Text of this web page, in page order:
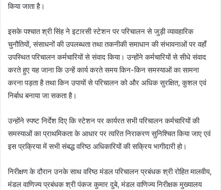
किया जाता है।
इसके पश्चात श्री सिंह ने इटारसी स्टेशन पर परिचालन से जुड़ी व्यावहारिक
चुनौतियों, संसाधनों की उपलब्धता तथा तकनीकी समाधान की संभावनाओं पर वहाँ
उपस्थित परिचालन कर्मचारियों से संवाद किया। उन्होंने कर्मचारियों से सीधे संवाद
करते हुए यह जाना कि उन्हें कार्य करते समय किन-किन समस्याओं का सामना
करना पड़ता है तथा किन उपायों से परिचालन को और अधिक सुरक्षित, कुशल एवं
निर्बाध बनाया जा सकता है।
उन्होंने स्पष्ट निर्देश दिए कि स्टेशन पर कार्यरत सभी परिचालन कर्मचारियों की
समस्याओं का प्राथमिकता के आधार पर त्वरित निराकरण सुनिश्चित किया जाए एवं
इस प्रक्रिया में सभी संबद्ध वरिष्ठ अधिकारियों की सक्रिय भागीदारी हो।
निरीक्षण के दौरान उनके साथ वरिष्ठ मंडल परिचालन प्रबंधक श्री रोहित मालवीय,
मंडल वाणिज्य प्रबंधक श्री पंकज कुमार दुबे, मंडल वाणिज्य निरीक्षक मुख्यालय